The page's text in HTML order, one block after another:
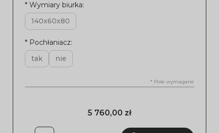
* Wymiary biurka:
140x60x80
* Pochłaniacz:
tak
nie
* Pole wymagane
5 760,00 zł